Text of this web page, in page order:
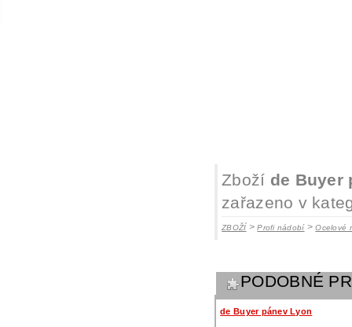
Zboží de Buyer
zařazeno v
ZBOŽÍ>Profi nádobí>Ocelové
PODOBNÉ
de Buyer pánev Lyon